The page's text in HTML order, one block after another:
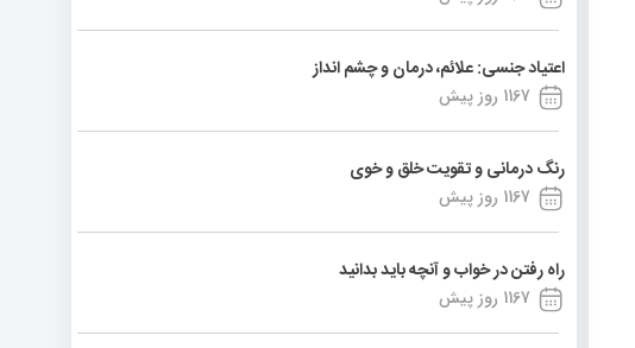
اعتیاد جنسی: علائم، درمان و چشم انداز
1167 روز پیش
رنگ درمانی و تقویت خلق و خوی
1167 روز پیش
راه رفتن در خواب و آنچه باید بدانید
1167 روز پیش